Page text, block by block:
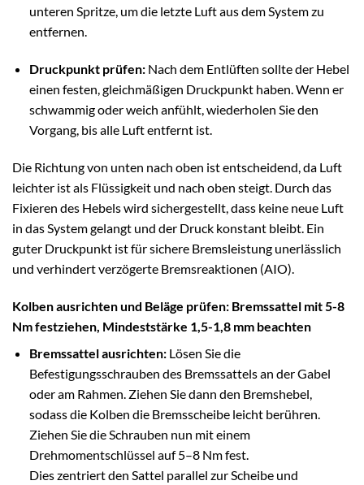
unteren Spritze, um die letzte Luft aus dem System zu
entfernen.
Druckpunkt prüfen:Nach dem Entlüften sollte der Hebel
einen festen, gleichmäßigen Druckpunkt haben. Wenn er
schwammig oder weich anfühlt, wiederholen Sie den
Vorgang, bis alle Luft entfernt ist.
Die Richtung von unten nach oben ist entscheidend, da Luft
leichter ist als Flüssigkeit und nach oben steigt. Durch das
Fixieren des Hebels wird sichergestellt, dass keine neue Luft
in das System gelangt und der Druck konstant bleibt. Ein
guter Druckpunkt ist für sichere Bremsleistung unerlässlich
und verhindert verzögerte Bremsreaktionen (AIO).
Kolben ausrichten und Beläge prüfen: Bremssattel mit 5-8
Nm festziehen, Mindeststärke 1,5-1,8 mm beachten
Bremssattel ausrichten:Lösen Sie die
Befestigungsschrauben des Bremssattels an der Gabel
oder am Rahmen. Ziehen Sie dann den Bremshebel,
sodass die Kolben die Bremsscheibe leicht berühren.
Ziehen Sie die Schrauben nun mit einem
Drehmomentschlüssel auf 5–8 Nm fest.
Dies zentriert den Sattel parallel zur Scheibe und